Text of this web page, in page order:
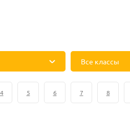
Все классы
4 5 6 7 8